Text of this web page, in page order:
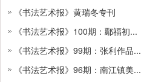
《书法艺术报》黄瑞冬专刊
《书法艺术报》100期：鄢福初...
《书法艺术报》99期：张利作品...
《书法艺术报》96期：南江镇美...